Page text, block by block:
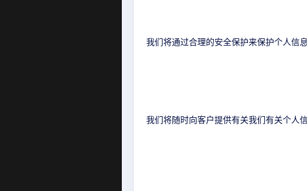
我们将通过合理的安全保护来保护个人信
我们将随时向客户提供有关我们有关个人